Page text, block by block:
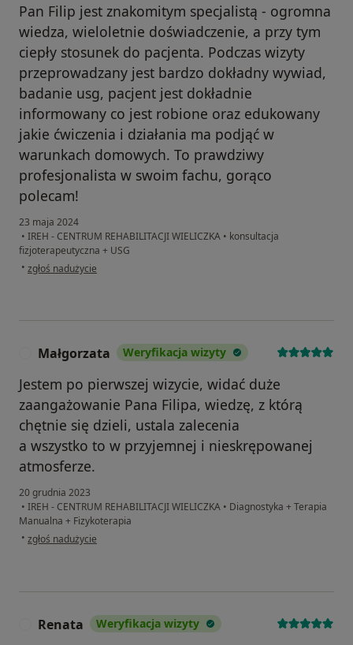
Pan Filip jest znakomitym specjalistą - ogromna
wiedza, wieloletnie doświadczenie, a przy tym
ciepły stosunek do pacjenta. Podczas wizyty
przeprowadzany jest bardzo dokładny wywiad,
badanie usg, pacjent jest dokładnie
informowany co jest robione oraz edukowany
jakie ćwiczenia i działania ma podjąć w
warunkach domowych. To prawdziwy
profesjonalista w swoim fachu, gorąco
polecam!
23 maja 2024
• IREH - CENTRUM REHABILITACJI WIELICZKA • konsultacja
fizjoterapeutyczna + USG
• w opinii użytkownika A. S.
zgłoś nadużycie
Małgorzata Weryfikacja wizyty
Jestem po pierwszej wizycie, widać duże
zaangażowanie Pana Filipa, wiedzę, z którą
chętnie się dzieli, ustala zalecenia
a wszystko to w przyjemnej i nieskrępowanej
atmosferze.
20 grudnia 2023
• IREH - CENTRUM REHABILITACJI WIELICZKA • Diagnostyka + Terapia
Manualna + Fizykoterapia
• w opinii użytkownika Małgorzata
zgłoś nadużycie
Renata Weryfikacja wizyty